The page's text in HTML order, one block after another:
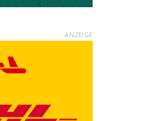
ANZEIGE